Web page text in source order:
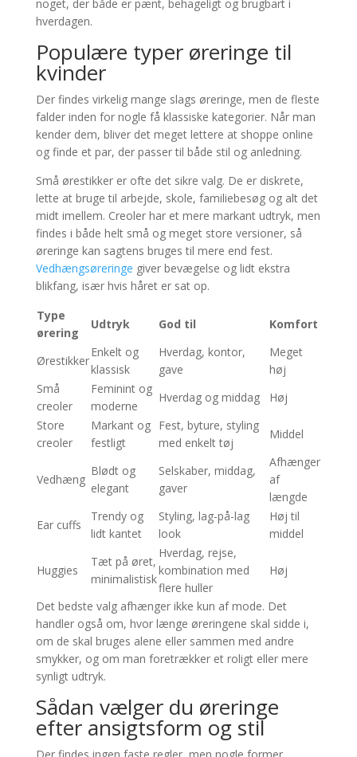
noget, der både er pænt, behageligt og brugbart i
hverdagen.
Populære typer øreringe til
kvinder
Der findes virkelig mange slags øreringe, men de fleste
falder inden for nogle få klassiske kategorier. Når man
kender dem, bliver det meget lettere at shoppe online
og finde et par, der passer til både stil og anledning.
Små ørestikker er ofte det sikre valg. De er diskrete,
lette at bruge til arbejde, skole, familiebesøg og alt det
midt imellem. Creoler har et mere markant udtryk, men
findes i både helt små og meget store versioner, så
øreringe kan sagtens bruges til mere end fest.
Vedhængsøreringe giver bevægelse og lidt ekstra
blikfang, især hvis håret er sat op.
Type
ørering
Udtryk God til Komfort
Ørestikker
Enkelt og
klassisk
Hverdag, kontor,
gave
Meget
høj
Små
creoler
Feminint og
moderne
Hverdag og middag
Høj
Store
creoler
Markant og
festligt
Fest, byture, styling
med enkelt tøj
Middel
Vedhæng
Blødt og
elegant
Selskaber, middag,
gaver
Afhænger
af
længde
Ear cuffs
Trendy og
lidt kantet
Styling, lag-på-lag
look
Høj til
middel
Huggies
Tæt på øret,
minimalistisk
Hverdag, rejse,
kombination med
flere huller
Høj
Det bedste valg afhænger ikke kun af mode. Det
handler også om, hvor længe øreringene skal sidde i,
om de skal bruges alene eller sammen med andre
smykker, og om man foretrækker et roligt eller mere
synligt udtryk.
Sådan vælger du øreringe
efter ansigtsform og stil
Der findes ingen faste regler, men nogle former